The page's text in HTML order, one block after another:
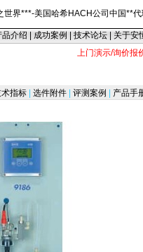
世界***-美国哈希HACH公司中国**代
品介绍 成功案例 技术论坛
关于安
上门演示/询价报
指标 选件附件 评测案例 产品手